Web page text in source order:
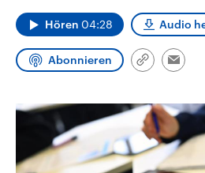
und Kandidaten der anstehenden
Wahl. Hören 04:28 Audio
Abonnieren
Link
Email